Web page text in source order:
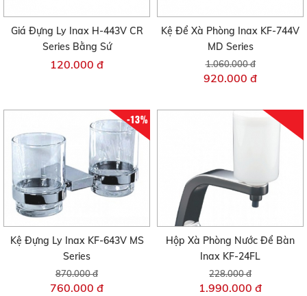
Giá Đựng Ly Inax H-443V CR
Series Bằng Sứ
120.000 đ
Kệ Để Xà Phòng Inax KF-744V
MD Series
1.060.000 đ
920.000 đ
-13%
Kệ Đựng Ly Inax KF-643V MS
Series
870.000 đ
760.000 đ
Hộp Xà Phòng Nước Để Bàn
Inax KF-24FL
228.000 đ
1.990.000 đ